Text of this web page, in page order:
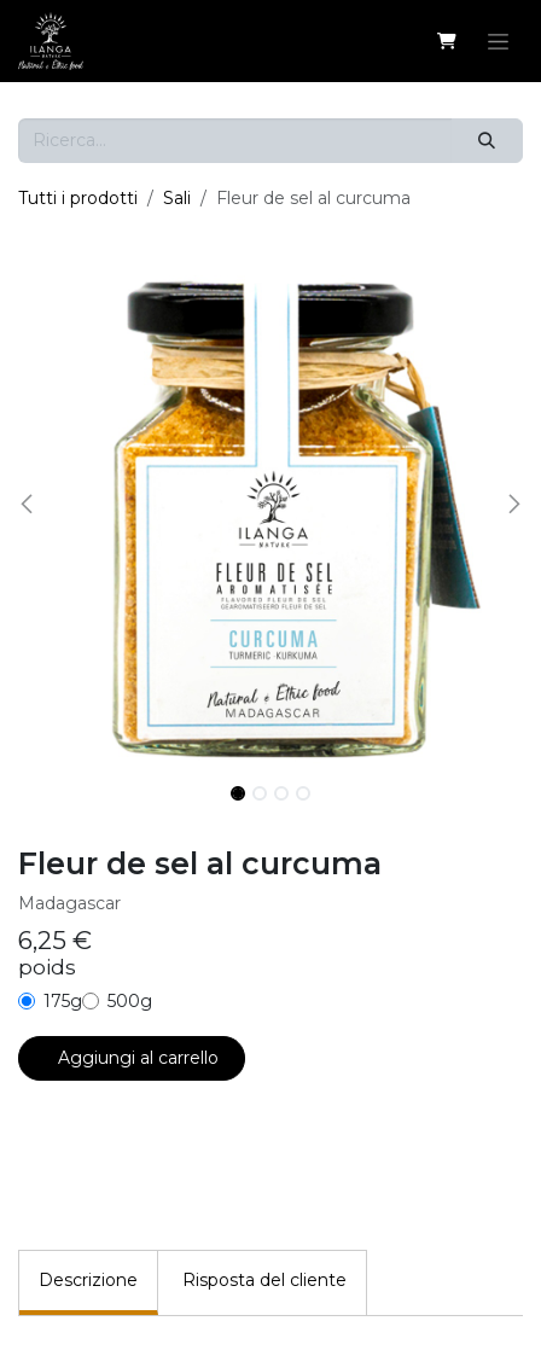
Passa al contenuto
Tutti i prodotti Sali Fleur de sel al curcuma
Fleur de sel al curcuma
Madagascar
6,25 €
poids
175g 500g
Aggiungi al carrello
Descrizione Risposta del cliente